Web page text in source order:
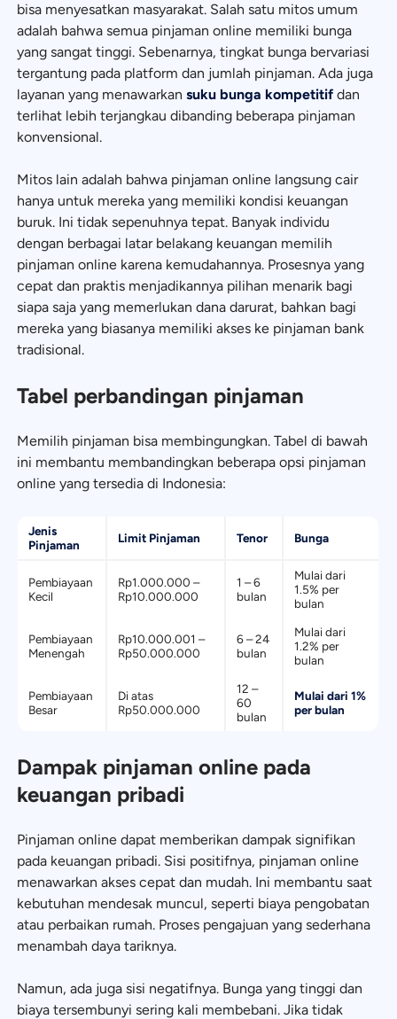
bisa menyesatkan masyarakat. Salah satu mitos umum
adalah bahwa semua pinjaman online memiliki bunga
yang sangat tinggi. Sebenarnya, tingkat bunga bervariasi
tergantung pada platform dan jumlah pinjaman. Ada juga
layanan yang menawarkansuku bunga kompetitif dan
terlihat lebih terjangkau dibanding beberapa pinjaman
konvensional.
Mitos lain adalah bahwa pinjaman online langsung cair
hanya untuk mereka yang memiliki kondisi keuangan
buruk. Ini tidak sepenuhnya tepat. Banyak individu
dengan berbagai latar belakang keuangan memilih
pinjaman online karena kemudahannya. Prosesnya yang
cepat dan praktis menjadikannya pilihan menarik bagi
siapa saja yang memerlukan dana darurat, bahkan bagi
mereka yang biasanya memiliki akses ke pinjaman bank
tradisional.
Tabel perbandingan pinjaman
Memilih pinjaman bisa membingungkan. Tabel di bawah
ini membantu membandingkan beberapa opsi pinjaman
online yang tersedia di Indonesia:
Jenis
Pinjaman
Limit Pinjaman Tenor Bunga
Pembiayaan
Kecil
Rp1.000.000 –
Rp10.000.000
1 – 6
bulan
Mulai dari
1.5% per
bulan
Pembiayaan
Menengah
Rp10.000.001 –
Rp50.000.000
6 – 24
bulan
Mulai dari
1.2% per
bulan
Pembiayaan
Besar
Di atas
Rp50.000.000
12 –
60
bulan
Mulai dari 1%
per bulan
Dampak pinjaman online pada
keuangan pribadi
Pinjaman online dapat memberikan dampak signifikan
pada keuangan pribadi. Sisi positifnya, pinjaman online
menawarkan akses cepat dan mudah. Ini membantu saat
kebutuhan mendesak muncul, seperti biaya pengobatan
atau perbaikan rumah. Proses pengajuan yang sederhana
menambah daya tariknya.
Namun, ada juga sisi negatifnya. Bunga yang tinggi dan
biaya tersembunyi sering kali membebani. Jika tidak